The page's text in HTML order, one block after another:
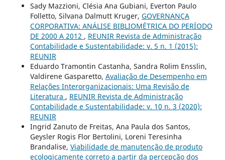
Sady Mazzioni, Clésia Ana Gubiani, Everton Paulo
Folletto, Silvana Dalmutt Kruger, GOVERNANÇA
CORPORATIVA: ANÁLISE BIBLIOMÉTRICA DO PERÍODO
DE 2000 A 2012 , REUNIR Revista de Administração
Contabilidade e Sustentabilidade: v. 5 n. 1 (2015):
REUNIR
Eduardo Tramontin Castanha, Sandra Rolim Ensslin,
Valdirene Gasparetto, Avaliação de Desempenho em
Relações Interorganizacionais: Uma Revisão de
Literatura , REUNIR Revista de Administração
Contabilidade e Sustentabilidade: v. 10 n. 3 (2020):
REUNIR
Ingrid Zanuto de Freitas, Ana Paula dos Santos,
Geysler Rogis Flor Bertolini, Loreni Teresinha
Brandalise, Viabilidade de manutenção de produto
ecologicamente correto a partir da percepção dos